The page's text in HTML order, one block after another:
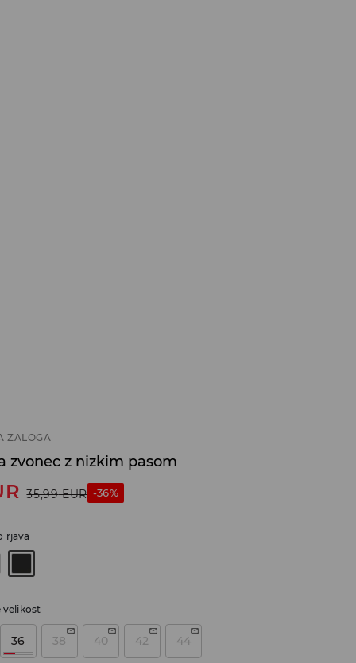
ZALOGA
zvonec z nizkim pasom
35,99 EUR -36%
rjava
velikost
36 38 40 42 44